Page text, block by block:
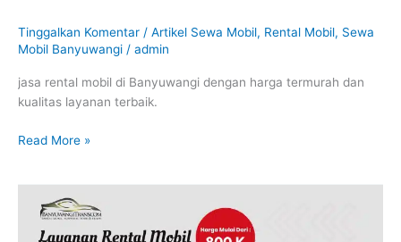
Tinggalkan Komentar / Artikel Sewa Mobil, Rental Mobil, Sewa
Mobil Banyuwangi / admin
jasa rental mobil di Banyuwangi dengan harga termurah dan
kualitas layanan terbaik.
Read More »
Liburan
Tanpa